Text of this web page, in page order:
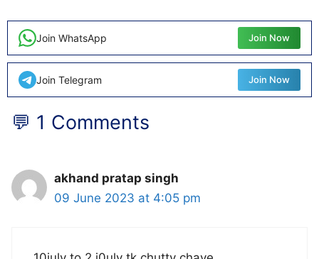
Join WhatsApp Join Now
Join Telegram Join Now
💬 1 Comments
akhand pratap singh
09 June 2023 at 4:05 pm